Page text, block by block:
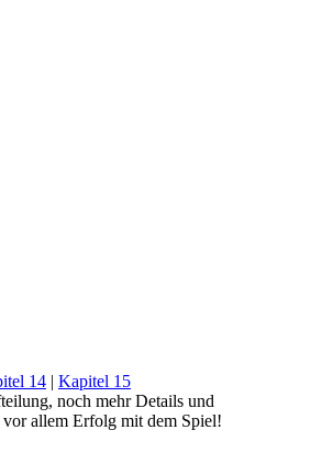
14 | Kapitel 15
noch mehr Details und
allem Erfolg mit dem Spiel!